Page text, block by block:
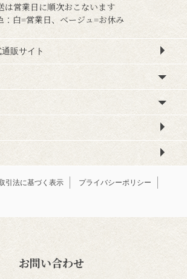
は営業日に順次おこないます
：白=営業日、ベージュ=お休み
販サイト
引法に基づく表示
プライバシーポリシー
お問い合わせ